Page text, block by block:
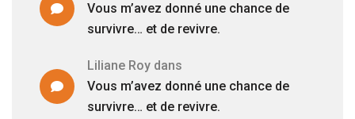
Vous m’avez donné une chance de
survivre… et de revivre.
Liliane Roydans
Vous m’avez donné une chance de
survivre… et de revivre.